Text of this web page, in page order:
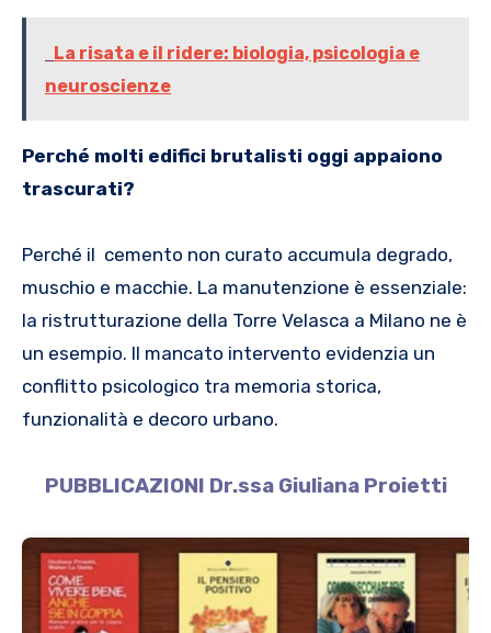
La risata e il ridere: biologia, psicologia e
neuroscienze
Perché molti edifici brutalisti oggi appaiono
trascurati?
Perché il cemento non curato accumula degrado,
muschio e macchie. La manutenzione è essenziale:
la ristrutturazione della Torre Velasca a Milano ne è
un esempio. Il mancato intervento evidenzia un
conflitto psicologico tra memoria storica,
funzionalità e decoro urbano.
PUBBLICAZIONI Dr.ssa Giuliana Proietti